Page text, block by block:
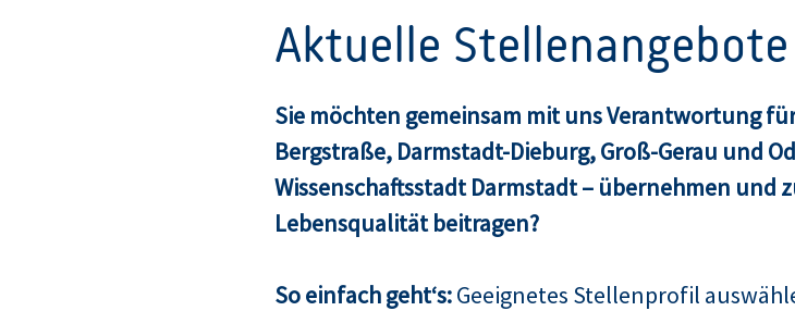
Aktuelle Stellenangebote
Sie möchten gemeinsam mit uns Verantwortung
Bergstraße, Darmstadt-Dieburg, Groß-Gerau und
Wissenschaftsstadt Darmstadt – übernehmen und
Lebensqualität beitragen?
So einfach geht‘s:Geeignetes Stellenprofil